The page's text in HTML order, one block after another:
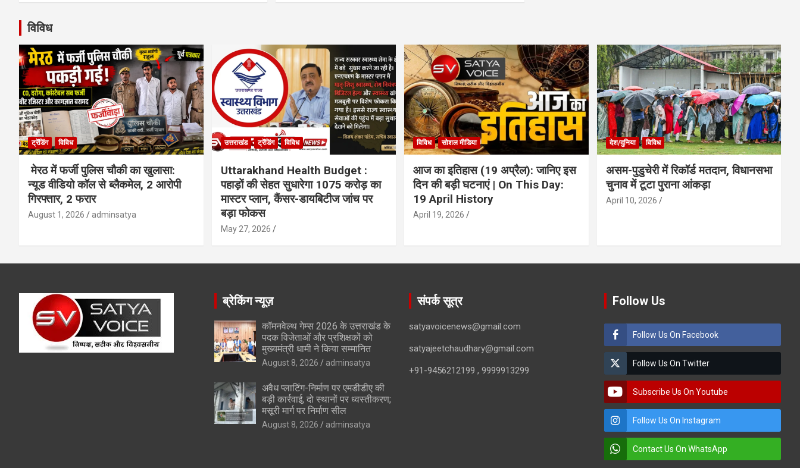
विविध
ट्रेंडिंग विविध
मेरठ में फर्जी पुलिस चौकी का खुलासा:
न्यूड वीडियो कॉल से ब्लैकमेल, 2 आरोपी
गिरफ्तार, 2 फरार
August 1, 2026 adminsatya
उत्तराखंड ट्रेंडिंग विविध
Uttarakhand Health Budget :
पहाड़ों की सेहत सुधारेगा 1075 करोड़ का
मास्टर प्लान, कैंसर-डायबिटीज जांच पर
बड़ा फोकस
May 27, 2026
विविध सोशल मीडिया
आज का इतिहास (19 अप्रैल): जानिए इस
दिन की बड़ी घटनाएं | On This Day:
19 April History
April 19, 2026
देश/दुनिया विविध
असम-पुडुचेरी में रिकॉर्ड मतदान, विधानसभा
चुनाव में टूटा पुराना आंकड़ा
April 10, 2026
ब्रेकिंग न्यूज़
कॉमनवेल्थ गेम्स 2026 के उत्तराखंड के
पदक विजेताओं और प्रशिक्षकों को
मुख्यमंत्री धामी ने किया सम्मानित
August 8, 2026 adminsatya
अवैध प्लाटिंग-निर्माण पर एमडीडीए की
बड़ी कार्रवाई, दो स्थानों पर ध्वस्तीकरण;
मसूरी मार्ग पर निर्माण सील
August 8, 2026 adminsatya
संपर्क सूत्र
satyavoicenews@gmail.com
satyajeetchaudhary@gmail.com
+91-9456212199 , 9999913299
Follow Us
Follow Us On Facebook
Follow Us On Twitter
Subscribe Us On Youtube
Follow Us On Instagram
Contact Us On WhatsApp